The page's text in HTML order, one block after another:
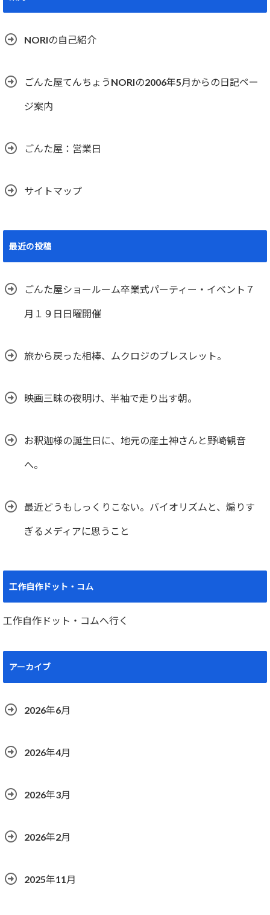
NORIの自己紹介
ごんた屋てんちょうNORIの2006年5月からの日記ペー
ジ案内
ごんた屋：営業日
サイトマップ
最近の投稿
ごんた屋ショールーム卒業式パーティー・イベント７
月１９日日曜開催
旅から戻った相棒、ムクロジのブレスレット。
映画三昧の夜明け、半袖で走り出す朝。
お釈迦様の誕生日に、地元の産土神さんと野崎観音
へ。
最近どうもしっくりこない。バイオリズムと、煽りす
ぎるメディアに思うこと
工作自作ドット・コム
工作自作ドット・コムへ行く
アーカイブ
2026年6月
2026年4月
2026年3月
2026年2月
2025年11月